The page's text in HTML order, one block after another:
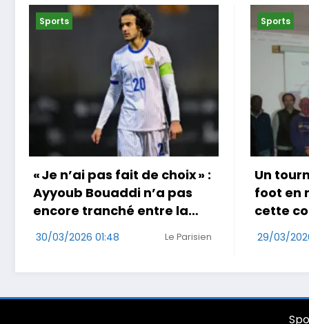
Sports
Un tournoi international de
foot en marchant dans
cette commune de Loire-
Atlantique
29/03/2026 17:49 Ouest-France
Sports
Coup
au
29/03/